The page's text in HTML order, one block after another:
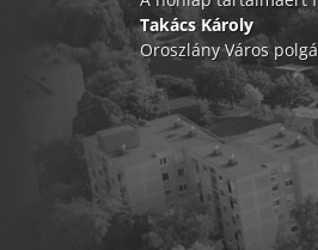
Takács Károly
Oroszlány Város